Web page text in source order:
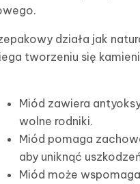
działa jak
tworzeniu się
Miód zawiera
wolne rodniki.
Miód pomaga
aby uniknąć
Miód może